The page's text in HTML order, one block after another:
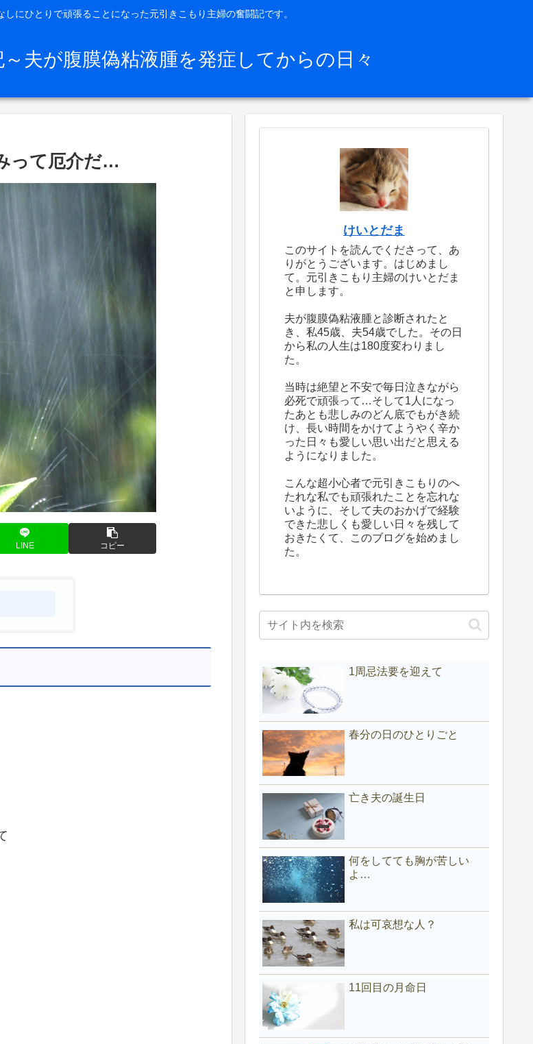
にひとりで頑張ることになった元引きこもり主婦の奮闘記です。
夫が腹膜偽粘液腫を発症してからの日々
って厄介だ…
LINE コピー
けいとだま
このサイトを読んでくださって、あ
りがとうございます。はじめまし
て。元引きこもり主婦のけいとだま
と申します。
夫が腹膜偽粘液腫と診断されたと
き、私45歳、夫54歳でした。その日
から私の人生は180度変わりまし
た。
当時は絶望と不安で毎日泣きながら
必死で頑張って…そして1人になっ
たあとも悲しみのどん底でもがき続
け、長い時間をかけてようやく辛か
った日々も愛しい思い出だと思える
ようになりました。
こんな超小心者で元引きこもりのへ
たれな私でも頑張れたことを忘れな
いように、そして夫のおかげで経験
できた悲しくも愛しい日々を残して
おきたくて、このブログを始めまし
た。
1周忌法要を迎えて
春分の日のひとりごと
亡き夫の誕生日
何をしてても胸が苦しい
よ…
私は可哀想な人？
11回目の月命日